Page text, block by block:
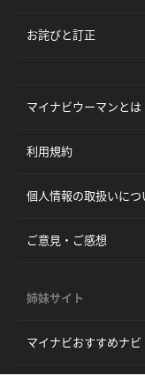
お詫びと訂正
マイナビウーマンとは
利用規約
個人情報の取扱いにつ
ご意見・ご感想
姉妹サイト
マイナビおすすめナビ